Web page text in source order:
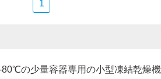
1
の少量容器専用の小型凍結乾燥